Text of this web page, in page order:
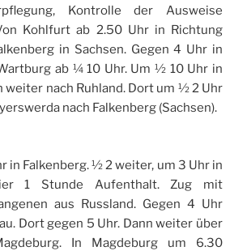
Kontrolle der Ausweise
Kohlfurt ab 2.50 Uhr in Richtung
in Sachsen. Gegen 4 Uhr in
ab ¼ 10 Uhr. Um ½ 10 Uhr in
weiter nach Ruhland. Dort um ½ 2 Uhr
nach Falkenberg (Sachsen).
in Falkenberg. ½ 2 weiter, um 3 Uhr in
1 Stunde Aufenthalt. Zug mit
aus Russland. Gegen 4 Uhr
Dort gegen 5 Uhr. Dann weiter über
In Magdeburg um 6.30